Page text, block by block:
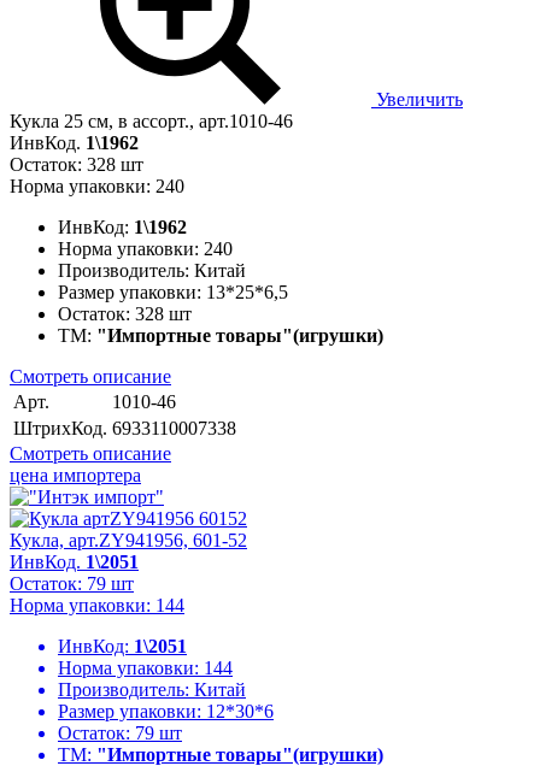
Увеличить
Кукла 25 см, в ассорт., арт.1010-46
ИнвКод. 1\1962
Остаток: 328 шт
Норма упаковки: 240
ИнвКод: 1\1962
Норма упаковки: 240
Производитель: Китай
Размер упаковки: 13*25*6,5
Остаток: 328 шт
ТМ: "Импортные товары"(игрушки)
Смотреть описание
Арт.
1010-46
ШтрихКод. 6933110007338
Смотреть описание
цена импортера
Кукла, арт.ZY941956, 601-52
ИнвКод. 1\2051
Остаток: 79 шт
Норма упаковки: 144
ИнвКод: 1\2051
Норма упаковки: 144
Производитель: Китай
Размер упаковки: 12*30*6
Остаток: 79 шт
ТМ: "Импортные товары"(игрушки)